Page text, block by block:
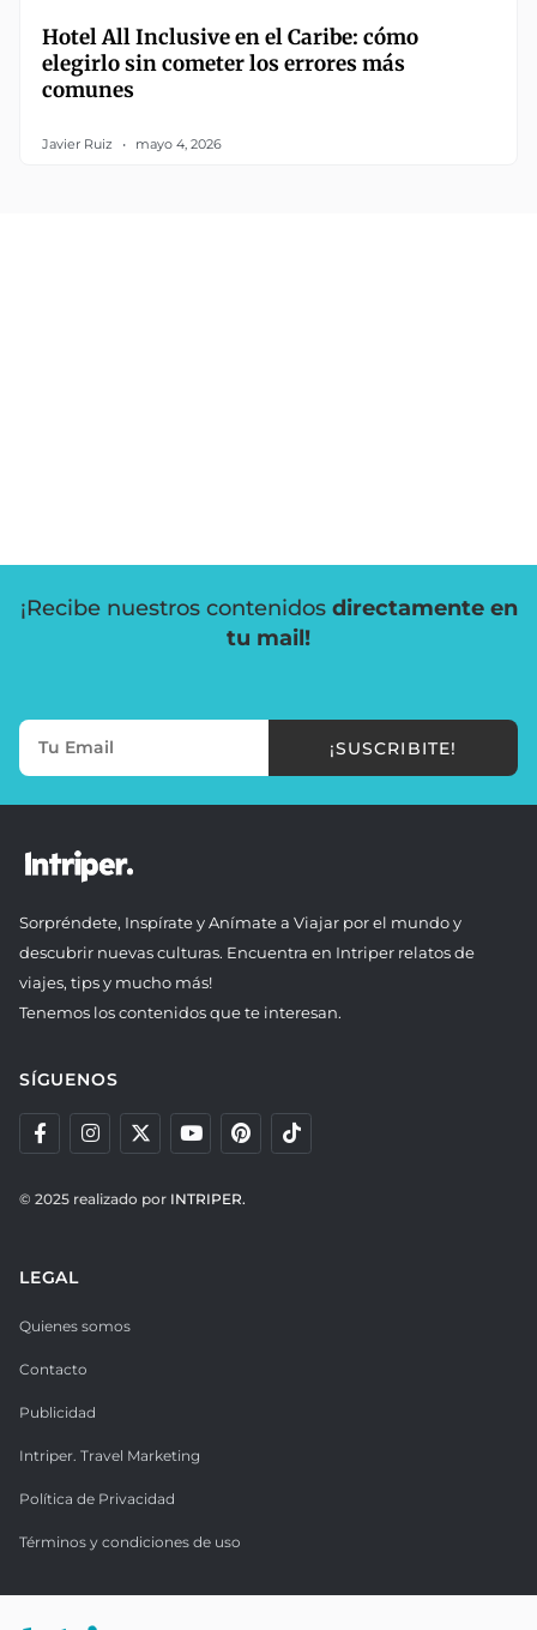
Hotel All Inclusive en el Caribe: cómo
elegirlo sin cometer los errores más
comunes
Javier Ruiz mayo 4, 2026
¡Recibe nuestros contenidos directamente en
tu mail!
¡SUSCRIBITE!
Sorpréndete, Inspírate y Anímate a Viajar por el mundo y
descubrir nuevas culturas. Encuentra en Intriper relatos de
viajes, tips y mucho más!
Tenemos los contenidos que te interesan.
SÍGUENOS
© 2025 realizado por INTRIPER.
LEGAL
Quienes somos
Contacto
Publicidad
Intriper. Travel Marketing
Política de Privacidad
Términos y condiciones de uso